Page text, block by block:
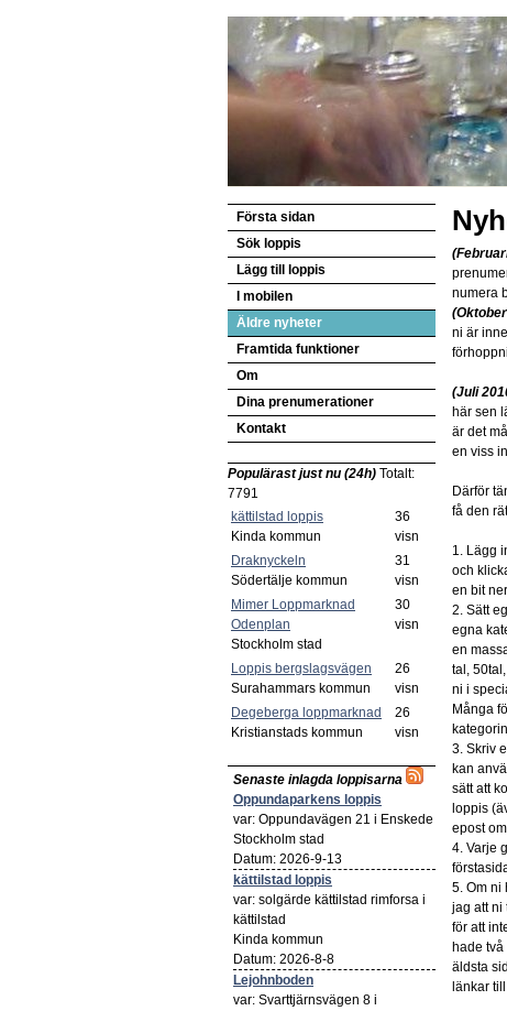
Första sidan
Sök loppis
Lägg till loppis
I mobilen
Äldre nyheter
Framtida funktioner
Om
Dina prenumerationer
Kontakt
Populärast just nu (24h) Totalt:
7791
kättilstad loppis
Kinda kommun
36
visn
Draknyckeln
Södertälje kommun
31
visn
Mimer Loppmarknad
Odenplan
Stockholm stad
30
visn
Loppis bergslagsvägen
Surahammars kommun
26
visn
Degeberga loppmarknad
Kristianstads kommun
26
visn
Senaste inlagda loppisarna
Oppundaparkens loppis
var: Oppundavägen 21 i Enskede
Stockholm stad
Datum: 2026-9-13
kättilstad loppis
var: solgärde kättilstad rimforsa i
kättilstad
Kinda kommun
Datum: 2026-8-8
Lejohnboden
var: Svarttjärnsvägen 8 i
numera
ni är
(Juli
här sen
är det
en viss
Därför
få den
1. Lägg
och
en bit
2. Sätt
egna
en
tal,
ni i
Många
3. Skriv
kan
sätt att
loppis
epost
4. Varje
5. Om ni
jag att ni
för att
hade
äldsta
länkar